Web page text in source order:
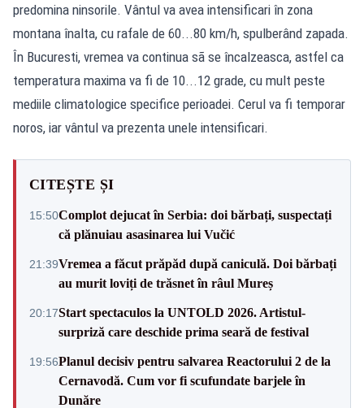
predomina ninsorile. Vântul va avea intensificari în zona
montana înalta, cu rafale de 60...80 km/h, spulberând zapada.
În Bucuresti, vremea va continua sã se încalzeasca, astfel ca
temperatura maxima va fi de 10...12 grade, cu mult peste
mediile climatologice specifice perioadei. Cerul va fi temporar
noros, iar vântul va prezenta unele intensificari.
CITEȘTE ȘI
15:50Complot dejucat în Serbia: doi bărbați, suspectați
că plănuiau asasinarea lui Vučić
21:39Vremea a făcut prăpăd după caniculă. Doi bărbați
au murit loviți de trăsnet în râul Mureș
20:17Start spectaculos la UNTOLD 2026. Artistul-
surpriză care deschide prima seară de festival
19:56Planul decisiv pentru salvarea Reactorului 2 de la
Cernavodă. Cum vor fi scufundate barjele în
Dunăre